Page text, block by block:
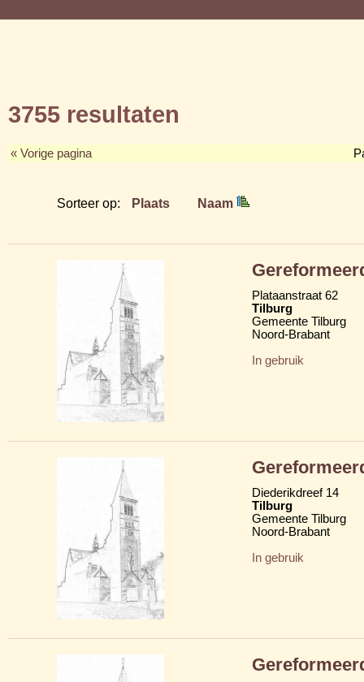
3755 resultaten
« Vorige pagina
Sorteer op: Plaats Naam
Plataanstraat 62
Tilburg
Gemeente Tilburg
Noord-Brabant
In gebruik
Diederikdreef 14
Tilburg
Gemeente Tilburg
Noord-Brabant
In gebruik